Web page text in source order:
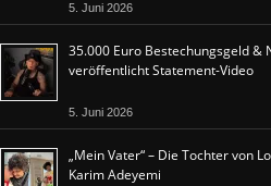
5. Juni 2026
35.000 Euro Bestechungsgeld &
veröffentlicht Statement-Video
5. Juni 2026
„Mein Vater“ – Die Tochter von
Karim Adeyemi